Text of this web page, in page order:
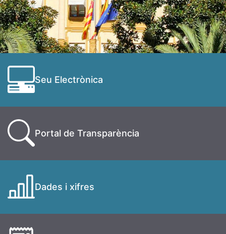
Seu Electrònica
Portal de Transparència
Dades i xifres